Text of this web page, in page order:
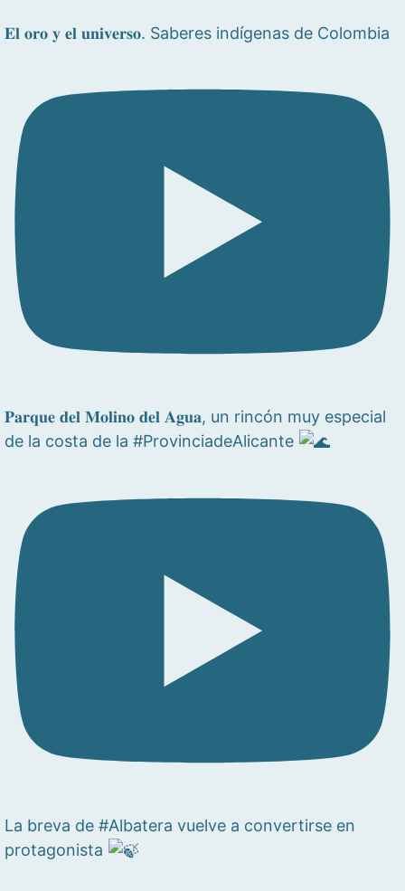
𝐄𝐥 𝐨𝐫𝐨 𝐲 𝐞𝐥 𝐮𝐧𝐢𝐯𝐞𝐫𝐬𝐨. Saberes indígenas de Colombia
𝐏𝐚𝐫𝐪𝐮𝐞 𝐝𝐞𝐥 𝐌𝐨𝐥𝐢𝐧𝐨 𝐝𝐞𝐥 𝐀𝐠𝐮𝐚, un rincón muy especial
de la costa de la #ProvinciadeAlicante
La breva de #Albatera vuelve a convertirse en
protagonista